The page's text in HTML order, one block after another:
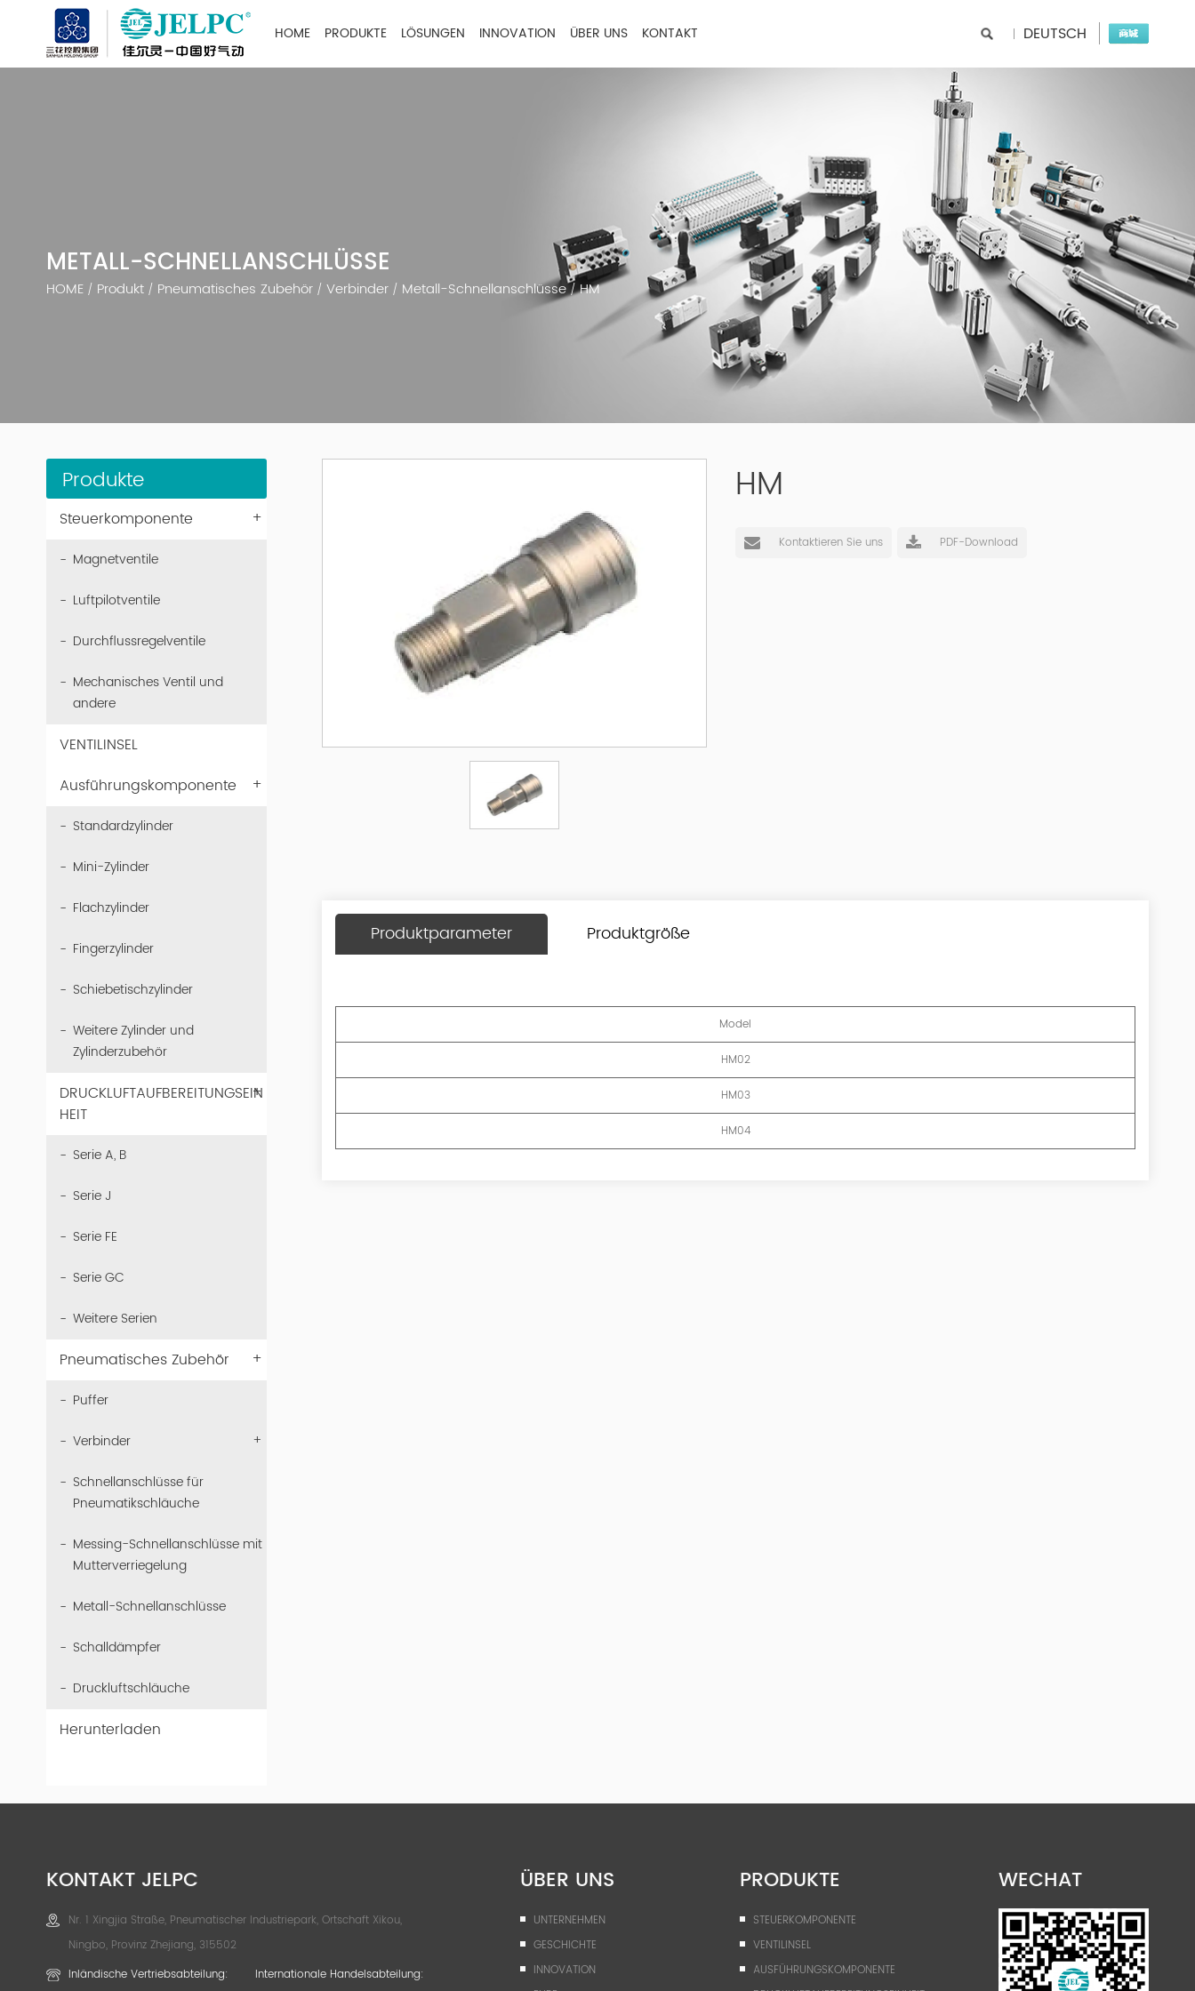
HOME PRODUKTE LÖSUNGEN INNOVATION ÜBER UNS KONTAKT DEUTSCH
METALL-SCHNELLANSCHLÜSSE
HOME / Produkt / Pneumatisches Zubehör / Verbinder / Metall-Schnellanschlüsse/HM
Produkte
Steuerkomponente +
Magnetventile
Luftpilotventile
Durchflussregelventile
Mechanisches Ventil und
andere
VENTILINSEL
Ausführungskomponente
+
Standardzylinder
Mini-Zylinder
Flachzylinder
Fingerzylinder
Schiebetischzylinder
Weitere Zylinder und
Zylinderzubehör
DRUCKLUFTAUFBEREITUNGSEIN
HEIT
+
Serie A, B
Serie J
Serie FE
Serie GC
Weitere Serien
Pneumatisches Zubehör +
Puffer
Verbinder
+
Schnellanschlüsse für
Pneumatikschläuche
Messing-Schnellanschlüsse mit
Mutterverriegelung
Metall-Schnellanschlüsse
Schalldämpfer
Druckluftschläuche
Herunterladen
HM
Kontaktieren Sie uns PDF-Download
Produktparameter Produktgröße
Model
HM02
HM03
HM04
KONTAKT JELPC
Nr. 1 Xingjia Straße, Pneumatischer Industriepark, Ortschaft Xikou,
Ningbo, Provinz Zhejiang, 315502
Inländische Vertriebsabteilung:
Internationale Handelsabteilung:
ÜBER UNS
UNTERNEHMEN
GESCHICHTE
INNOVATION
PRODUKTE
STEUERKOMPONENTE
VENTILINSEL
AUSFÜHRUNGSKOMPONENTE
WECHAT